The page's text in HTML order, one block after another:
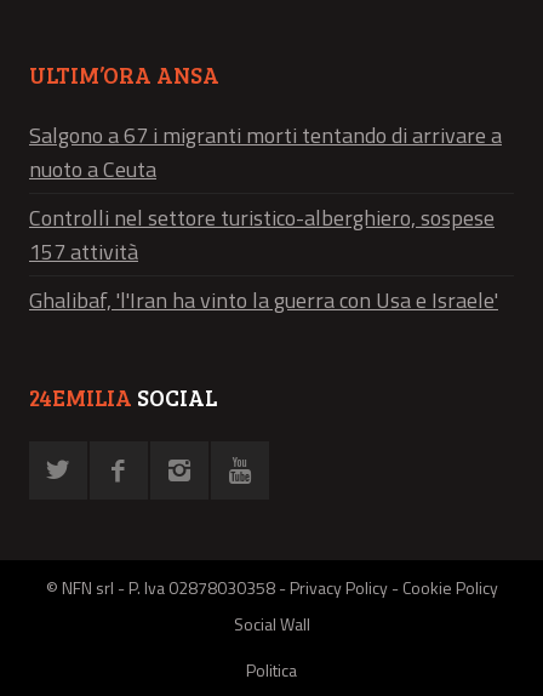
ULTIM’ORA ANSA
Salgono a 67 i migranti morti tentando di arrivare a
nuoto a Ceuta
Controlli nel settore turistico-alberghiero, sospese
157 attività
Ghalibaf, 'l'Iran ha vinto la guerra con Usa e Israele'
24EMILIA SOCIAL
© NFN srl - P. Iva 02878030358 -Privacy Policy-Cookie Policy
Social Wall
Politica